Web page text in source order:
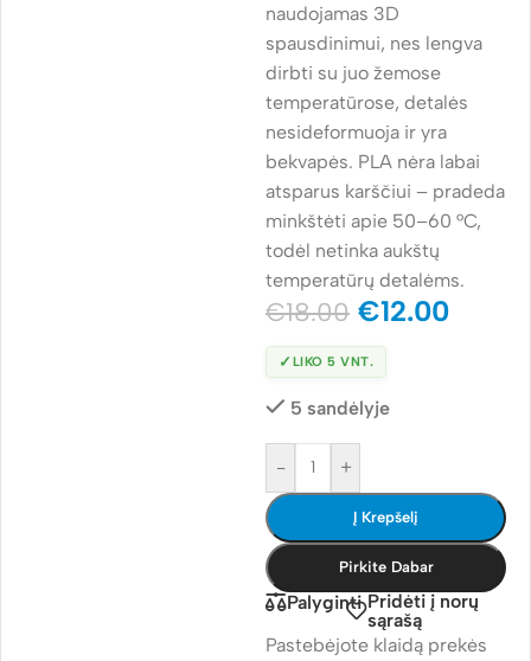
naudojamas 3D
spausdinimui, nes lengva
dirbti su juo žemose
temperatūrose, detalės
nesideformuoja ir yra
bekvapės. PLA nėra labai
atsparus karščiui – pradeda
minkštėti apie 50–60 °C,
todėl netinka aukštų
temperatūrų detalėms.
€18.00 €12.00
✓ LIKO 5 VNT.
5 sandėlyje
- +
Į Krepšelį
Pirkite Dabar
Palyginti Pridėti į norų
sąrašą
Pastebėjote klaidą prekės